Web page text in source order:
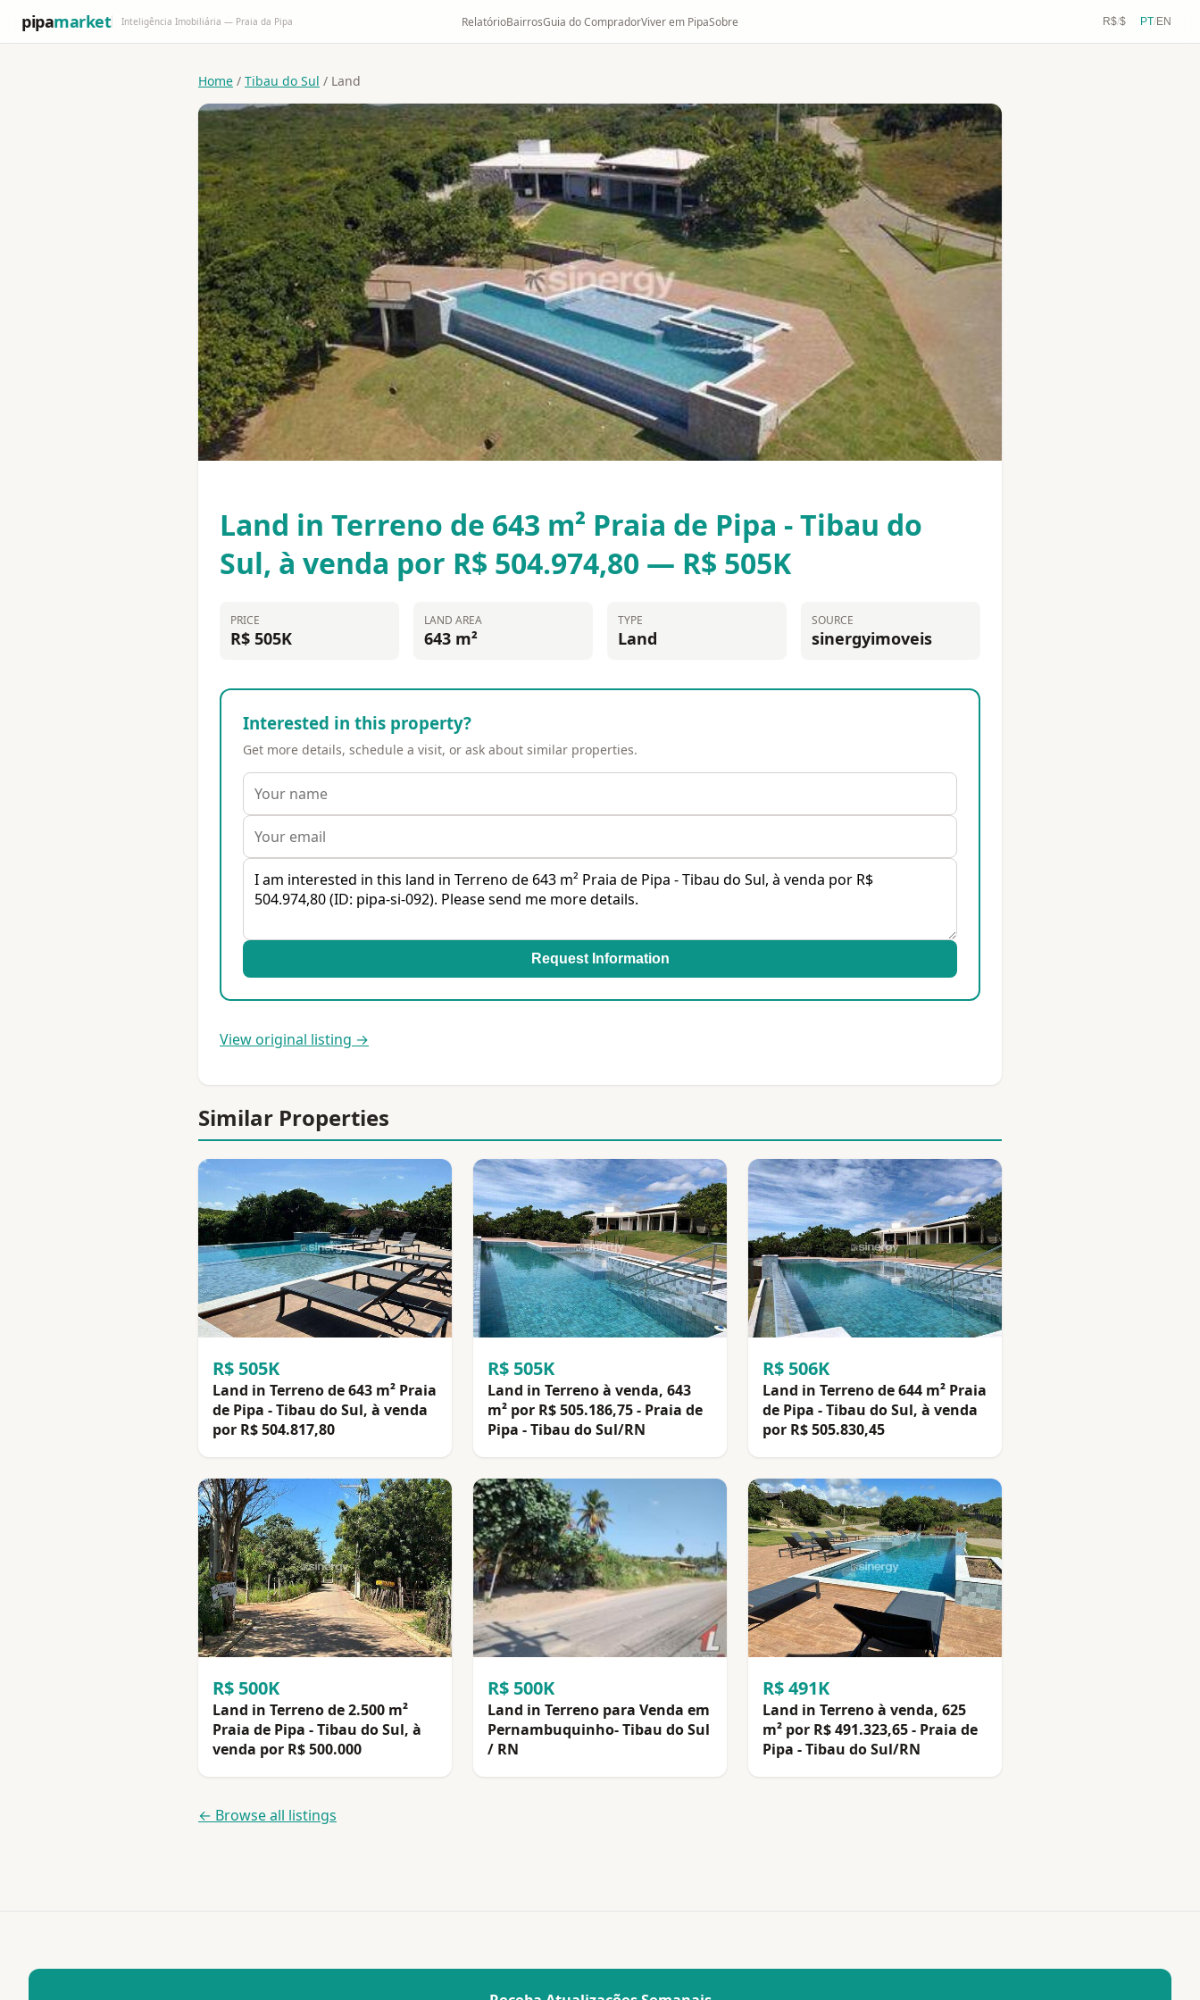
pipamarket Inteligência Imobiliária — Praia da Pipa RelatórioBairrosGuia do CompradorViver em PipaSobre R$/$ PT/EN
Home / Tibau do Sul / Land
Land in Terreno de 643 m² Praia de Pipa - Tibau do
Sul, à venda por R$ 504.974,80 — R$ 505K
PRICE
R$ 505K
LAND AREA
643 m²
TYPE
Land
SOURCE
sinergyimoveis
Interested in this property?
Get more details, schedule a visit, or ask about similar properties.
Request Information
View original listing →
Similar Properties
R$ 505K
Land in Terreno de 643 m² Praia
de Pipa - Tibau do Sul, à venda
por R$ 504.817,80
R$ 505K
Land in Terreno à venda, 643
m² por R$ 505.186,75 - Praia de
Pipa - Tibau do Sul/RN
R$ 506K
Land in Terreno de 644 m² Praia
de Pipa - Tibau do Sul, à venda
por R$ 505.830,45
R$ 500K
Land in Terreno de 2.500 m²
Praia de Pipa - Tibau do Sul, à
venda por R$ 500.000
R$ 500K
Land in Terreno para Venda em
Pernambuquinho- Tibau do Sul
/ RN
R$ 491K
Land in Terreno à venda, 625
m² por R$ 491.323,65 - Praia de
Pipa - Tibau do Sul/RN
← Browse all listings